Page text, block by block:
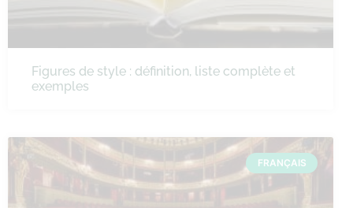
Figures de style : définition, liste complète et
exemples
FRANÇAIS